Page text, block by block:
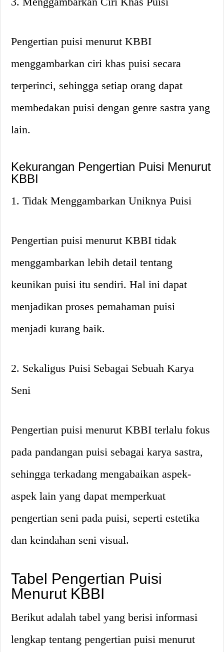
Pengertian puisi menurut KBBI
menggambarkan ciri khas puisi secara
terperinci, sehingga setiap orang dapat
membedakan puisi dengan genre sastra yang
lain.
Kekurangan Pengertian Puisi Menurut
KBBI
1. Tidak Menggambarkan Uniknya Puisi
Pengertian puisi menurut KBBI tidak
menggambarkan lebih detail tentang
keunikan puisi itu sendiri. Hal ini dapat
menjadikan proses pemahaman puisi
menjadi kurang baik.
2. Sekaligus Puisi Sebagai Sebuah Karya
Seni
Pengertian puisi menurut KBBI terlalu fokus
pada pandangan puisi sebagai karya sastra,
sehingga terkadang mengabaikan aspek-
aspek lain yang dapat memperkuat
pengertian seni pada puisi, seperti estetika
dan keindahan seni visual.
Tabel Pengertian Puisi
Menurut KBBI
Berikut adalah tabel yang berisi informasi
lengkap tentang pengertian puisi menurut